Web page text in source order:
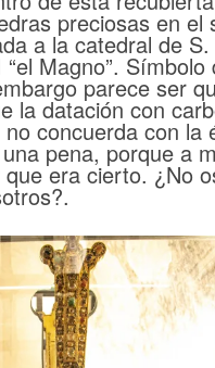
preciosas en el
a la catedral de
Magno”. Símbolo
parece ser
la datación con
concuerda con la
pena, porque a
era cierto. ¿No